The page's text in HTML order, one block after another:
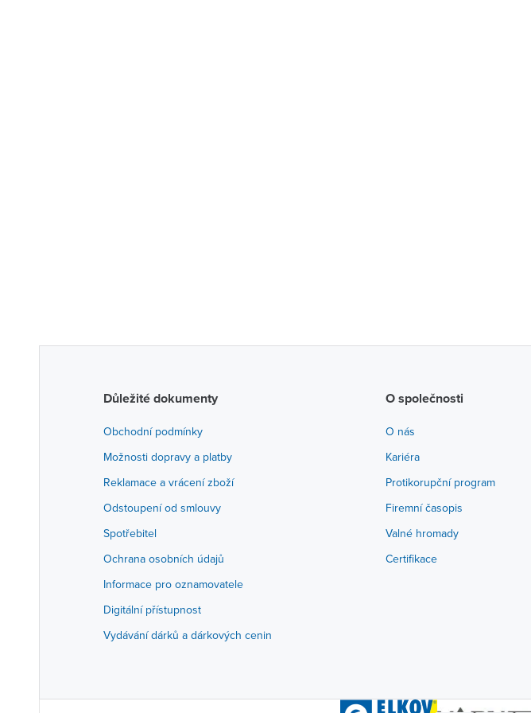
Důležité dokumenty
Obchodní podmínky
Možnosti dopravy a platby
Reklamace a vrácení zboží
Odstoupení od smlouvy
Spotřebitel
Ochrana osobních údajů
Informace pro oznamovatele
Digitální přístupnost
Vydávání dárků a dárkových cenin
O společnosti
O nás
Kariéra
Protikorupční program
Firemní časopis
Valné hromady
Certifikace